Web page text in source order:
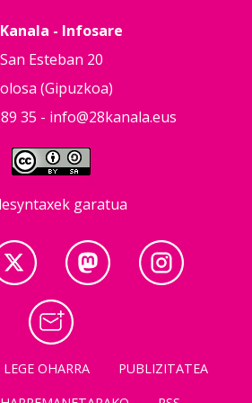
- Infosare
San Esteban 20
(Gipuzkoa)
35 - info@28kanala.eus
garatua
LEGE OHARRA
PUBLIZITATEA